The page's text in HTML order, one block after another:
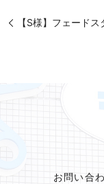
【S様】フェードス
お問い合